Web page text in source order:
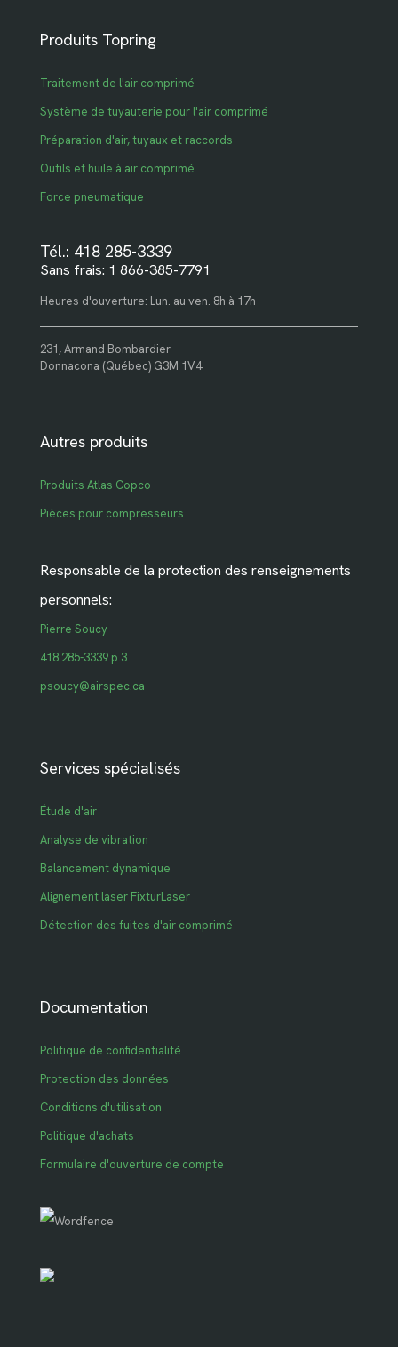
Produits Topring
Traitement de l'air comprimé
Système de tuyauterie pour l'air comprimé
Préparation d'air, tuyaux et raccords
Outils et huile à air comprimé
Force pneumatique
Tél.: 418 285-3339
Sans frais: 1 866-385-7791
Heures d'ouverture: Lun. au ven. 8h à 17h
231, Armand Bombardier
Donnacona (Québec) G3M 1V4
Autres produits
Produits Atlas Copco
Pièces pour compresseurs
Responsable de la protection des renseignements
personnels:
Pierre Soucy
418 285-3339 p.3
psoucy@airspec.ca
Services spécialisés
Étude d'air
Analyse de vibration
Balancement dynamique
Alignement laser FixturLaser
Détection des fuites d'air comprimé
Documentation
Politique de confidentialité
Protection des données
Conditions d'utilisation
Politique d'achats
Formulaire d'ouverture de compte